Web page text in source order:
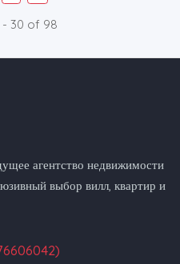
- 30 of 98
агентство недвижимости
выбор вилл, квартир и